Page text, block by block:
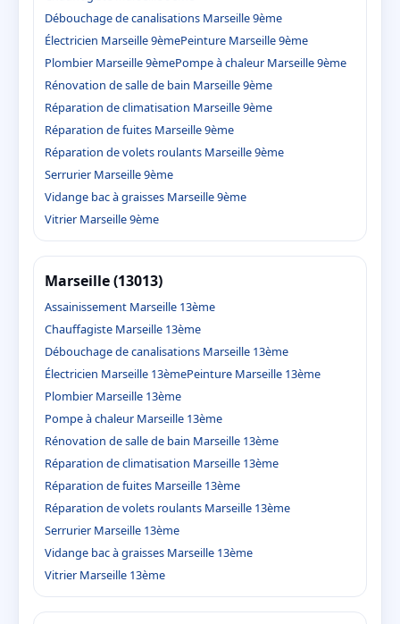
Débouchage de canalisations Marseille 9ème
Électricien Marseille 9èmePeinture Marseille 9ème
Plombier Marseille 9èmePompe à chaleur Marseille 9ème
Rénovation de salle de bain Marseille 9ème
Réparation de climatisation Marseille 9ème
Réparation de fuites Marseille 9ème
Réparation de volets roulants Marseille 9ème
Serrurier Marseille 9ème
Vidange bac à graisses Marseille 9ème
Vitrier Marseille 9ème
Marseille (13013)
Assainissement Marseille 13ème
Chauffagiste Marseille 13ème
Débouchage de canalisations Marseille 13ème
Électricien Marseille 13èmePeinture Marseille 13ème
Plombier Marseille 13ème
Pompe à chaleur Marseille 13ème
Rénovation de salle de bain Marseille 13ème
Réparation de climatisation Marseille 13ème
Réparation de fuites Marseille 13ème
Réparation de volets roulants Marseille 13ème
Serrurier Marseille 13ème
Vidange bac à graisses Marseille 13ème
Vitrier Marseille 13ème